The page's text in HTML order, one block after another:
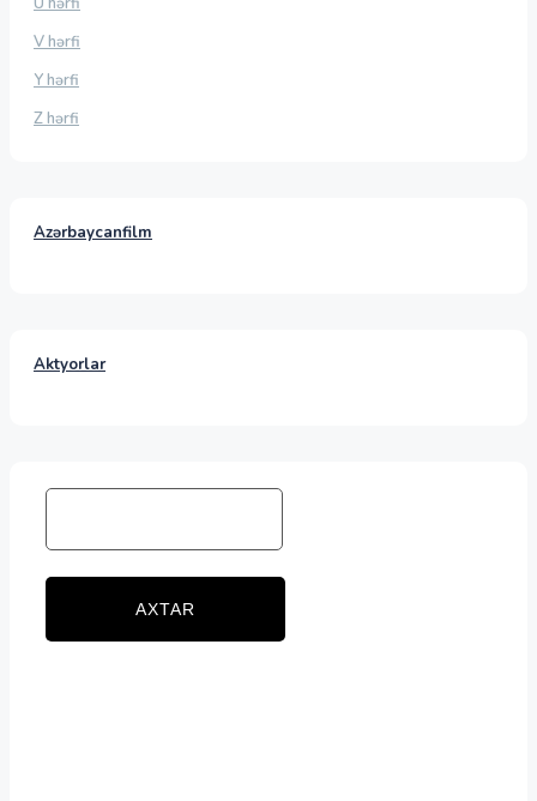
V hərfi
Y hərfi
Z hərfi
Azərbaycanfilm
Aktyorlar
AXTAR